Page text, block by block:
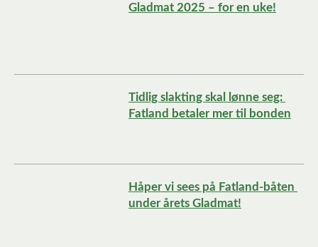
Gladmat 2025 – for en uke!
Tidlig slakting skal lønne seg:
Fatland betaler mer til bonden
Håper vi sees på Fatland-båten
under årets Gladmat!